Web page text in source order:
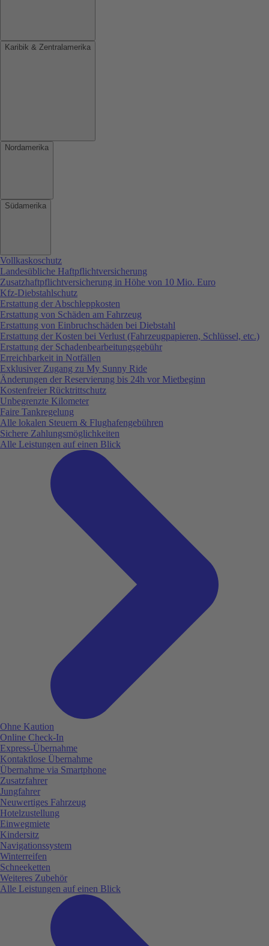
Karibik & Zentralamerika
Nordamerika
Südamerika
Vollkaskoschutz
Landesübliche Haftpflichtversicherung
Zusatzhaftpflichtversicherung in Höhe von 10 Mio. Euro
Kfz-Diebstahlschutz
Erstattung der Abschleppkosten
Erstattung von Schäden am Fahrzeug
Erstattung von Einbruchschäden bei Diebstahl
Erstattung der Kosten bei Verlust (Fahrzeugpapieren, Schlüssel, etc.)
Erstattung der Schadenbearbeitungsgebühr
Erreichbarkeit in Notfällen
Exklusiver Zugang zu My Sunny Ride
Änderungen der Reservierung bis 24h vor Mietbeginn
Kostenfreier Rücktrittschutz
Unbegrenzte Kilometer
Faire Tankregelung
Alle lokalen Steuern & Flughafengebühren
Sichere Zahlungsmöglichkeiten
Alle Leistungen auf einen Blick
Ohne Kaution
Online Check-In
Express-Übernahme
Kontaktlose Übernahme
Übernahme via Smartphone
Zusatzfahrer
Jungfahrer
Neuwertiges Fahrzeug
Hotelzustellung
Einwegmiete
Kindersitz
Navigationssystem
Winterreifen
Schneeketten
Weiteres Zubehör
Alle Leistungen auf einen Blick